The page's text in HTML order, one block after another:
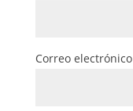
Correo electrónico